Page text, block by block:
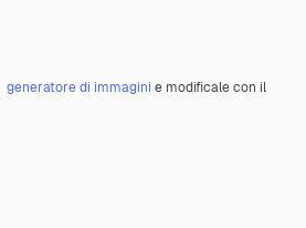
generatore di immagini e modificale con il